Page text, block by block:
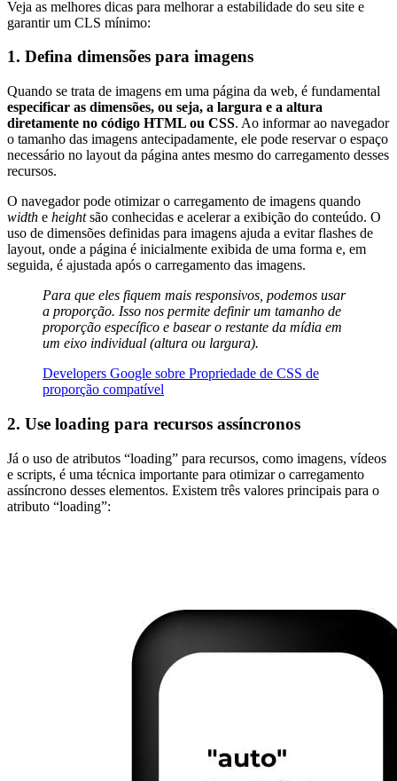
Veja as melhores dicas para melhorar a estabilidade do seu site e
garantir um CLS mínimo:
1. Defina dimensões para imagens
Quando se trata de imagens em uma página da web, é fundamental
especificar as dimensões, ou seja, a largura e a altura
diretamente no código HTML ou CSS. Ao informar ao navegador
o tamanho das imagens antecipadamente, ele pode reservar o espaço
necessário no layout da página antes mesmo do carregamento desses
recursos.
O navegador pode otimizar o carregamento de imagens quando
width e heightsão conhecidas e acelerar a exibição do conteúdo. O
uso de dimensões definidas para imagens ajuda a evitar flashes de
layout, onde a página é inicialmente exibida de uma forma e, em
seguida, é ajustada após o carregamento das imagens.
Para que eles fiquem mais responsivos, podemos usar
a proporção. Isso nos permite definir um tamanho de
proporção específico e basear o restante da mídia em
um eixo individual (altura ou largura).
Developers Google sobre Propriedade de CSS de
proporção compatível
2. Use loading para recursos assíncronos
Já o uso de atributos “loading” para recursos, como imagens, vídeos
e scripts, é uma técnica importante para otimizar o carregamento
assíncrono desses elementos. Existem três valores principais para o
atributo “loading”: